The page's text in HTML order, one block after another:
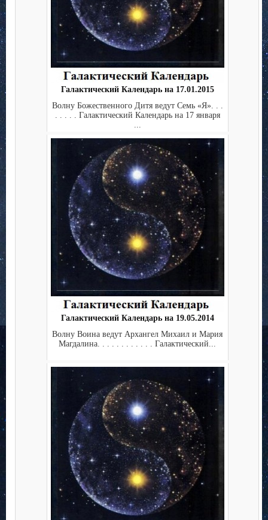
Галактический Календарь на 17.01.2015
Волну Божественного Дитя ведут Семь «Я». . .
. . . . . Галактический Календарь на 17 января
Галактический Календарь на 19.05.2014
Волну Воина ведут Архангел Михаил и Мария
Магдалина. . . . . . . . . . . . Галактический...